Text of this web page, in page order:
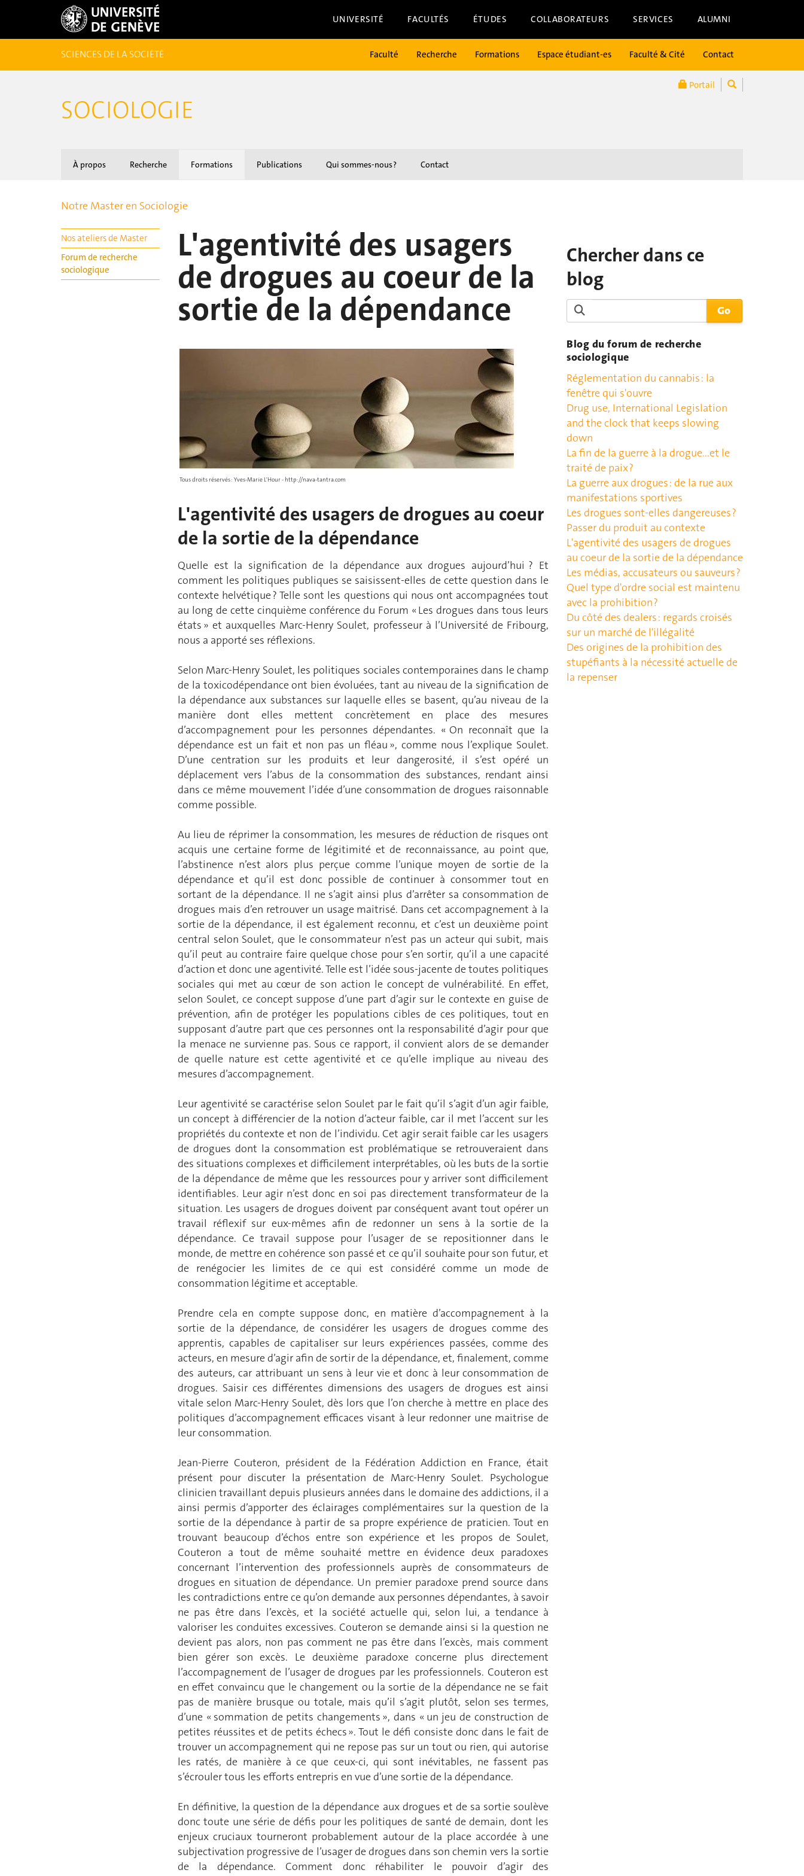
UNIVERSITÉ FACULTÉS ÉTUDES COLLABORATEURS SERVICES ALUMNI
Portail
SCIENCES DE LA SOCIÉTÉ Faculté Recherche Formations Espace étudiant-es Faculté & Cité Contact
SOCIOLOGIE
À propos Recherche Formations Publications Qui sommes-nous ? Contact
Notre Master en Sociologie
Nos ateliers de Master
Forum de recherche
sociologique
L'agentivité des usagers
de drogues au coeur de la
sortie de la dépendance
Tous droits réservés : Yves-Marie L'Hour - http://nava-tantra.com
L'agentivité des usagers de drogues au coeur
de la sortie de la dépendance
Quelle est la signification de la dépendance aux drogues aujourd’hui ? Et
comment les politiques publiques se saisissent-elles de cette question dans le
contexte helvétique ? Telle sont les questions qui nous ont accompagnées tout
au long de cette cinquième conférence du Forum « Les drogues dans tous leurs
états » et auxquelles Marc-Henry Soulet, professeur à l’Université de Fribourg,
nous a apporté ses réflexions.
Selon Marc-Henry Soulet, les politiques sociales contemporaines dans le champ
de la toxicodépendance ont bien évoluées, tant au niveau de la signification de
la dépendance aux substances sur laquelle elles se basent, qu’au niveau de la
manière dont elles mettent concrètement en place des mesures
d’accompagnement pour les personnes dépendantes. « On reconnaît que la
dépendance est un fait et non pas un fléau », comme nous l’explique Soulet.
D’une centration sur les produits et leur dangerosité, il s’est opéré un
déplacement vers l’abus de la consommation des substances, rendant ainsi
dans ce même mouvement l’idée d’une consommation de drogues raisonnable
comme possible.
Au lieu de réprimer la consommation, les mesures de réduction de risques ont
acquis une certaine forme de légitimité et de reconnaissance, au point que,
l’abstinence n’est alors plus perçue comme l’unique moyen de sortie de la
dépendance et qu’il est donc possible de continuer à consommer tout en
sortant de la dépendance. Il ne s’agit ainsi plus d’arrêter sa consommation de
drogues mais d’en retrouver un usage maitrisé. Dans cet accompagnement à la
sortie de la dépendance, il est également reconnu, et c’est un deuxième point
central selon Soulet, que le consommateur n’est pas un acteur qui subit, mais
qu’il peut au contraire faire quelque chose pour s’en sortir, qu’il a une capacité
d’action et donc une agentivité. Telle est l’idée sous-jacente de toutes politiques
sociales qui met au cœur de son action le concept de vulnérabilité. En effet,
selon Soulet, ce concept suppose d’une part d’agir sur le contexte en guise de
prévention, afin de protéger les populations cibles de ces politiques, tout en
supposant d’autre part que ces personnes ont la responsabilité d’agir pour que
la menace ne survienne pas. Sous ce rapport, il convient alors de se demander
de quelle nature est cette agentivité et ce qu’elle implique au niveau des
mesures d’accompagnement.
Leur agentivité se caractérise selon Soulet par le fait qu’il s’agit d’un agir faible,
un concept à différencier de la notion d’acteur faible, car il met l’accent sur les
propriétés du contexte et non de l’individu. Cet agir serait faible car les usagers
de drogues dont la consommation est problématique se retrouveraient dans
des situations complexes et difficilement interprétables, où les buts de la sortie
de la dépendance de même que les ressources pour y arriver sont difficilement
identifiables. Leur agir n’est donc en soi pas directement transformateur de la
situation. Les usagers de drogues doivent par conséquent avant tout opérer un
travail réflexif sur eux-mêmes afin de redonner un sens à la sortie de la
dépendance. Ce travail suppose pour l’usager de se repositionner dans le
monde, de mettre en cohérence son passé et ce qu’il souhaite pour son futur, et
de renégocier les limites de ce qui est considéré comme un mode de
consommation légitime et acceptable.
Prendre cela en compte suppose donc, en matière d’accompagnement à la
sortie de la dépendance, de considérer les usagers de drogues comme des
apprentis, capables de capitaliser sur leurs expériences passées, comme des
acteurs, en mesure d’agir afin de sortir de la dépendance, et, finalement, comme
des auteurs, car attribuant un sens à leur vie et donc à leur consommation de
drogues. Saisir ces différentes dimensions des usagers de drogues est ainsi
vitale selon Marc-Henry Soulet, dès lors que l’on cherche à mettre en place des
politiques d’accompagnement efficaces visant à leur redonner une maitrise de
leur consommation.
Jean-Pierre Couteron, président de la Fédération Addiction en France, était
présent pour discuter la présentation de Marc-Henry Soulet. Psychologue
clinicien travaillant depuis plusieurs années dans le domaine des addictions, il a
ainsi permis d’apporter des éclairages complémentaires sur la question de la
sortie de la dépendance à partir de sa propre expérience de praticien. Tout en
trouvant beaucoup d’échos entre son expérience et les propos de Soulet,
Couteron a tout de même souhaité mettre en évidence deux paradoxes
concernant l’intervention des professionnels auprès de consommateurs de
drogues en situation de dépendance. Un premier paradoxe prend source dans
les contradictions entre ce qu’on demande aux personnes dépendantes, à savoir
ne pas être dans l’excès, et la société actuelle qui, selon lui, a tendance à
valoriser les conduites excessives. Couteron se demande ainsi si la question ne
devient pas alors, non pas comment ne pas être dans l’excès, mais comment
bien gérer son excès. Le deuxième paradoxe concerne plus directement
l’accompagnement de l’usager de drogues par les professionnels. Couteron est
en effet convaincu que le changement ou la sortie de la dépendance ne se fait
pas de manière brusque ou totale, mais qu’il s’agit plutôt, selon ses termes,
d’une « sommation de petits changements », dans « un jeu de construction de
petites réussites et de petits échecs ». Tout le défi consiste donc dans le fait de
trouver un accompagnement qui ne repose pas sur un tout ou rien, qui autorise
les ratés, de manière à ce que ceux-ci, qui sont inévitables, ne fassent pas
s’écrouler tous les efforts entrepris en vue d’une sortie de la dépendance.
En définitive, la question de la dépendance aux drogues et de sa sortie soulève
donc toute une série de défis pour les politiques de santé de demain, dont les
enjeux cruciaux tourneront probablement autour de la place accordée à une
subjectivation progressive de l’usager de drogues dans son chemin vers la sortie
de la dépendance. Comment donc réhabiliter le pouvoir d’agir des
Chercher dans ce
blog
Blog du forum de recherche
sociologique
Réglementation du cannabis : la
fenêtre qui s'ouvre
Drug use, International Legislation
and the clock that keeps slowing
down
La fin de la guerre à la drogue...et le
traité de paix ?
La guerre aux drogues : de la rue aux
manifestations sportives
Les drogues sont-elles dangereuses ?
Passer du produit au contexte
L'agentivité des usagers de drogues
au coeur de la sortie de la dépendance
Les médias, accusateurs ou sauveurs ?
Quel type d'ordre social est maintenu
avec la prohibition ?
Du côté des dealers : regards croisés
sur un marché de l'illégalité
Des origines de la prohibition des
stupéfiants à la nécessité actuelle de
la repenser